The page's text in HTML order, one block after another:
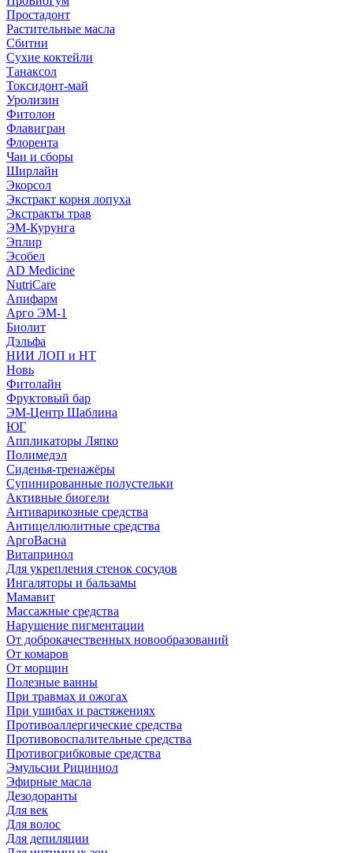
Простадонт
Растительные масла
Сбитни
Сухие коктейли
Танаксол
Токсидонт-май
Уролизин
Фитолон
Флавигран
Флорента
Чаи и сборы
Ширлайн
Экорсол
Экстракт корня лопуха
Экстракты трав
ЭМ-Курунга
Эплир
Эсобел
AD Medicine
NutriCare
Апифарм
Арго ЭМ-1
Биолит
Дэльфа
НИИ ЛОП и НТ
Новь
Фитолайн
Фруктовый бар
ЭМ-Центр Шаблина
ЮГ
Аппликаторы Ляпко
Полимедэл
Сиденья-тренажёры
Супинированные полустельки
Активные биогели
Антиварикозные средства
Антицеллюлитные средства
АргоВасна
Витапринол
Для укрепления стенок сосудов
Ингаляторы и бальзамы
Мамавит
Массажные средства
Нарушение пигментации
От доброкачественных новообразований
От комаров
От морщин
Полезные ванны
При травмах и ожогах
При ушибах и растяжениях
Противоаллергические средства
Противовоспалительные средства
Противогрибковые средства
Эмульсии Рициниол
Эфирные масла
Дезодоранты
Для век
Для волос
Для депиляции